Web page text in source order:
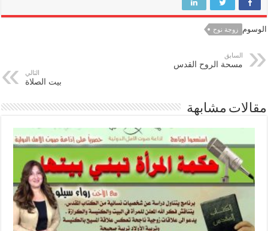
الوسوم زوجة نوح
السابق
مسحة الروح القدس
التالي
بيت الصلاة
مقالات مشابهة